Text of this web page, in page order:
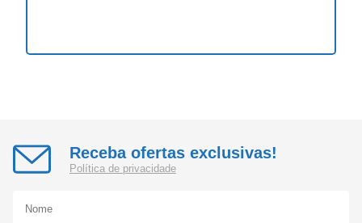
Receba ofertas exclusivas!
Política de privacidade